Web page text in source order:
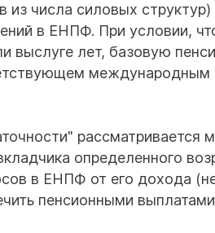
числа силовых структур)
в ЕНПФ. При условии,
выслуге лет, базовую
международным
рассматривается
определенного
в ЕНПФ от его дохода
пенсионными